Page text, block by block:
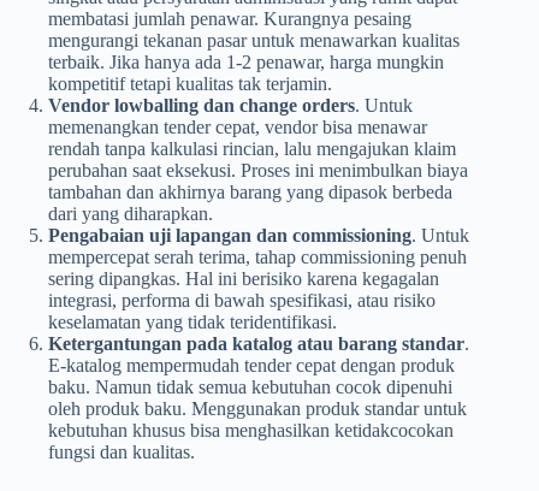
membatasi jumlah penawar. Kurangnya pesaing
mengurangi tekanan pasar untuk menawarkan kualitas
terbaik. Jika hanya ada 1-2 penawar, harga mungkin
kompetitif tetapi kualitas tak terjamin.
Vendor lowballing dan change orders. Untuk
memenangkan tender cepat, vendor bisa menawar
rendah tanpa kalkulasi rincian, lalu mengajukan klaim
perubahan saat eksekusi. Proses ini menimbulkan biaya
tambahan dan akhirnya barang yang dipasok berbeda
dari yang diharapkan.
Pengabaian uji lapangan dan commissioning. Untuk
mempercepat serah terima, tahap commissioning penuh
sering dipangkas. Hal ini berisiko karena kegagalan
integrasi, performa di bawah spesifikasi, atau risiko
keselamatan yang tidak teridentifikasi.
Ketergantungan pada katalog atau barang standar.
E-katalog mempermudah tender cepat dengan produk
baku. Namun tidak semua kebutuhan cocok dipenuhi
oleh produk baku. Menggunakan produk standar untuk
kebutuhan khusus bisa menghasilkan ketidakcocokan
fungsi dan kualitas.